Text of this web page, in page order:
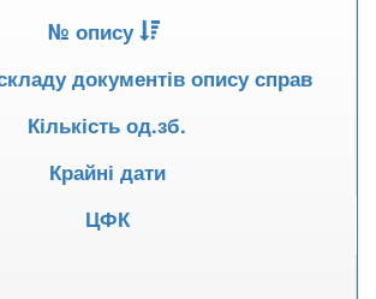
№ опису
документів опису справ
Кількість од.зб.
Крайні дати
ЦФК